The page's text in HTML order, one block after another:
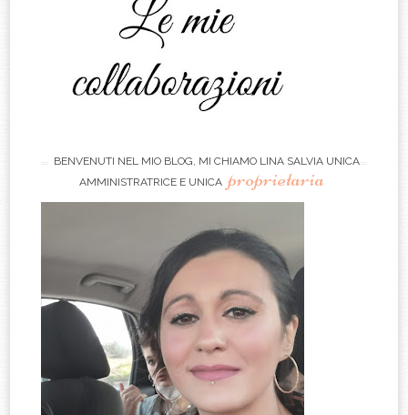
BENVENUTI NEL MIO BLOG, MI CHIAMO LINA SALVIA UNICA
AMMINISTRATRICE E UNICA proprietaria